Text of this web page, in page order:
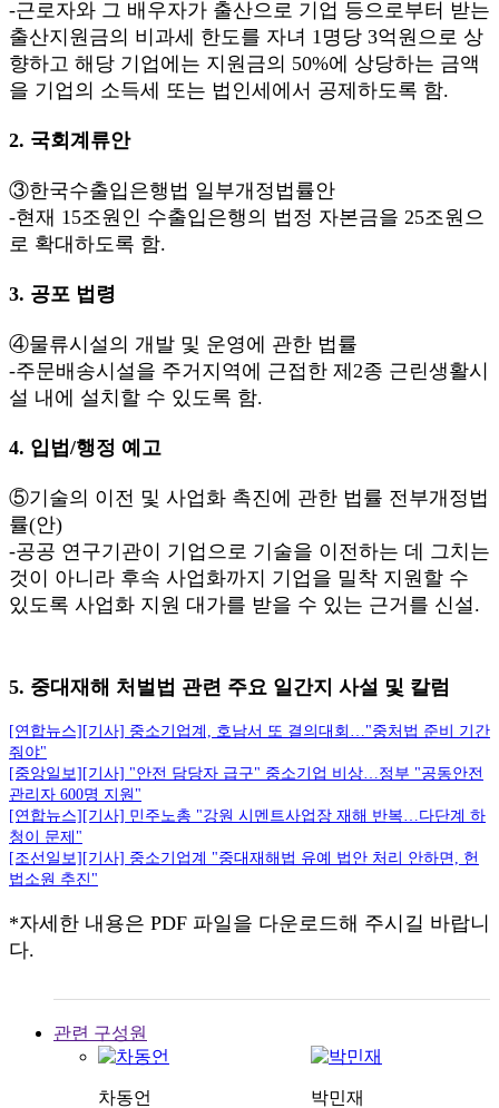
-근로자와 그 배우자가 출산으로 기업 등으로부터 받는
출산지원금의 비과세 한도를 자녀 1명당 3억원으로 상
향하고 해당 기업에는 지원금의 50%에 상당하는 금액
을 기업의 소득세 또는 법인세에서 공제하도록 함.
2. 국회계류안
③한국수출입은행법 일부개정법률안
-현재 15조원인 수출입은행의 법정 자본금을 25조원으
로 확대하도록 함.
3. 공포 법령
④물류시설의 개발 및 운영에 관한 법률
-주문배송시설을 주거지역에 근접한 제2종 근린생활시
설 내에 설치할 수 있도록 함.
4. 입법/행정 예고
⑤기술의 이전 및 사업화 촉진에 관한 법률 전부개정법
률(안)
-공공 연구기관이 기업으로 기술을 이전하는 데 그치는
것이 아니라 후속 사업화까지 기업을 밀착 지원할 수
있도록 사업화 지원 대가를 받을 수 있는 근거를 신설.
5. 중대재해 처벌법 관련 주요 일간지 사설 및 칼럼
[연합뉴스][기사] 중소기업계, 호남서 또 결의대회…"중처법 준비 기간
줘야"
[중앙일보][기사] "안전 담당자 급구" 중소기업 비상…정부 "공동안전
관리자 600명 지원"
[연합뉴스][기사] 민주노총 "강원 시멘트사업장 재해 반복…다단계 하
청이 문제"
[조선일보][기사] 중소기업계 "중대재해법 유예 법안 처리 안하면, 헌
법소원 추진"
*자세한 내용은 PDF 파일을 다운로드해 주시길 바랍니
다.
관련 구성원
차동언 박민재